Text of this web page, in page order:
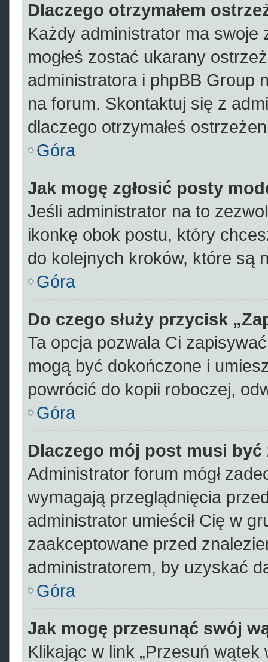
Dlaczego otrzymałem
Każdy administrator ma swoje
mogłeś zostać ukarany
administratora i phpBB Group
na forum. Skontaktuj się z
dlaczego otrzymałeś
Góra
Jak mogę zgłosić posty
Jeśli administrator na to
ikonkę obok postu, który
do kolejnych kroków, które są
Góra
Do czego służy przycisk
Ta opcja pozwala Ci
mogą być dokończone i
powrócić do kopii roboczej,
Góra
Dlaczego mój post musi
Administrator forum mógł
wymagają przeglądnięcia
administrator umieścił Cię w
zaakceptowane przed
administratorem, by uzyskać
Góra
Jak mogę przesunąć swój
Klikając w link „Przesuń